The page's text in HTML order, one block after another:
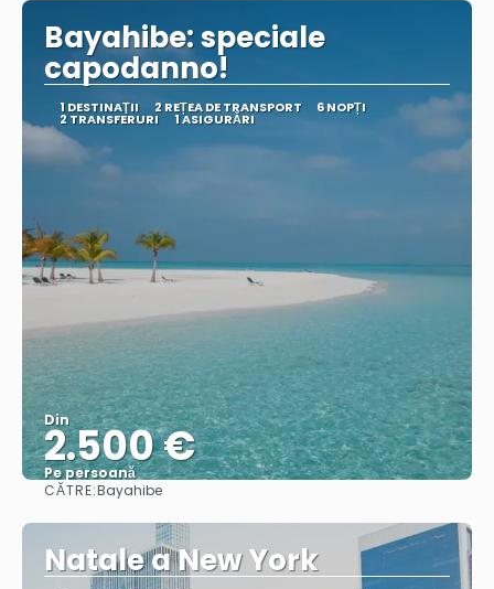
Bayahibe: speciale
capodanno!
1 DESTINAŢII 2 REȚEA DE TRANSPORT 6 NOPȚI
2 TRANSFERURI 1 ASIGURĂRI
Din
2.500 €
Pe persoană
CĂTRE:Bayahibe
Natale a New York